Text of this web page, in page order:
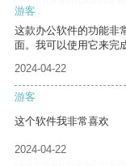
游客
这款办公软件的功能非
面。我可以使用它来完
2024-04-22
游客
这个软件我非常喜欢
2024-04-22